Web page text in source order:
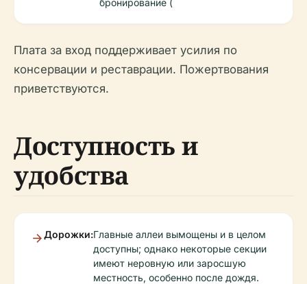
Плата за вход поддерживает усилия по
консервации и реставрации. Пожертвования
приветствуются.
Доступность и
удобства
Дорожки:Главные аллеи вымощены и в целом
доступны; однако некоторые секции
имеют неровную или заросшую
местность, особенно после дождя.